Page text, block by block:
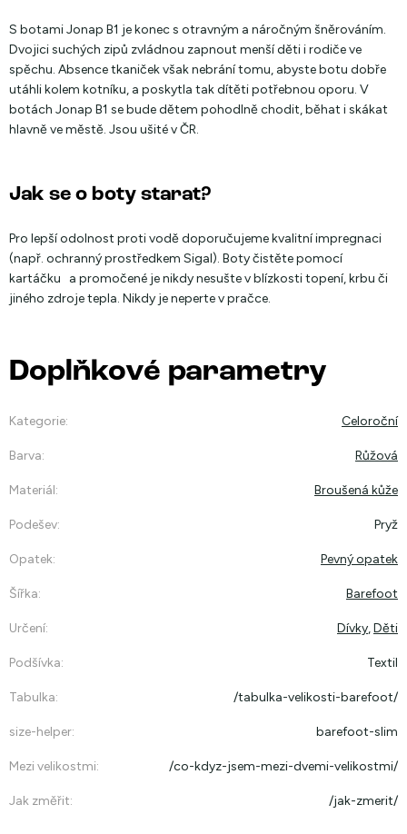
S botami Jonap B1 je konec s otravným a náročným šněrováním.
Dvojici suchých zipů zvládnou zapnout menší děti i rodiče ve
spěchu. Absence tkaniček však nebrání tomu, abyste botu dobře
utáhli kolem kotníku, a poskytla tak dítěti potřebnou oporu. V
botách Jonap B1 se bude dětem pohodlně chodit, běhat i skákat
hlavně ve městě. Jsou ušité v ČR.
Jak se o boty starat?
Pro lepší odolnost proti vodě doporučujeme kvalitní impregnaci
(např. ochranný prostředkem Sigal). Boty čistěte pomocí
kartáčku a promočené je nikdy nesušte v blízkosti topení, krbu či
jiného zdroje tepla. Nikdy je neperte v pračce.
Doplňkové parametry
Kategorie: Celoroční
Barva: Růžová
Materiál: Broušená kůže
Podešev: Pryž
Opatek: Pevný opatek
Šířka: Barefoot
Určení: Dívky,Děti
Podšívka: Textil
Tabulka: /tabulka-velikosti-barefoot/
size-helper: barefoot-slim
Mezi velikostmi: /co-kdyz-jsem-mezi-dvemi-velikostmi/
Jak změřit: /jak-zmerit/